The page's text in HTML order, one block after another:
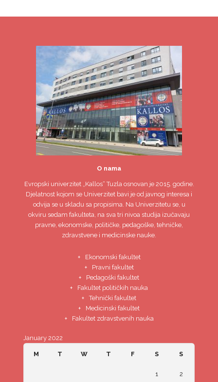
O nama
Evropski univerzitet„Kallos“ Tuzla osnovan je 2015. godine.
Djelatnost kojom se Univerzitet bavi je od javnog interesa i
odvija se u skladu sa propisima. Na Univerzitetu se, u
okviru sedam fakulteta, na sva tri nivoa studija izučavaju
pravne, ekonomske, političke, pedagoške, tehničke,
zdravstvene i medicinske nauke.
Ekonomski fakultet
Pravni fakultet
Pedagoški fakultet
Fakultet političkih nauka
Tehnički fakultet
Medicinski fakultet
Fakultet zdravstvenih nauka
January 2022
M T W T F S S
1 2